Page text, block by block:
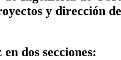
y dirección
dos secciones: